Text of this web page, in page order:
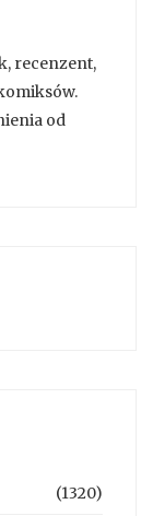
recenzent,
od
(1320)